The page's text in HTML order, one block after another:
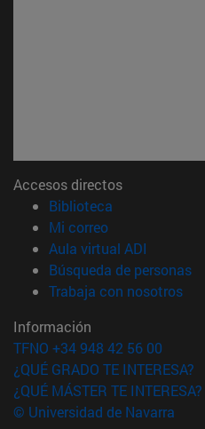
Accesos directos
Biblioteca
Mi correo(abre en nueva
Aula virtual ADI
Búsqueda de personas
Trabaja con nosotros
Información
TFNO +34 948 42 56 00
¿QUÉ GRADO TE INTERESA?
¿QUÉ MÁSTER TE INTERESA?
© Universidad de Navarra